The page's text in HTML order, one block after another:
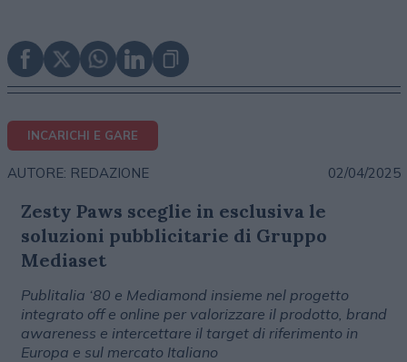
INCARICHI E GARE
AUTORE: REDAZIONE 02/04/2025
Zesty Paws sceglie in esclusiva le
soluzioni pubblicitarie di Gruppo
Mediaset
Publitalia ‘80 e Mediamond insieme nel progetto
integrato off e online per valorizzare il prodotto, brand
awareness e intercettare il target di riferimento in
Europa e sul mercato Italiano